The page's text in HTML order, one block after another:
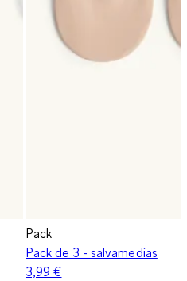
Pack
Pack de 3 - salvamedias
3,99 €